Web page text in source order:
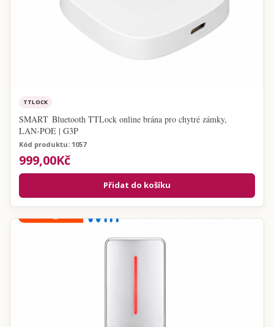
TTLOCK
SMART Bluetooth TTLock online brána pro chytré zámky,
LAN‑POE | G3P
Kód produktu: 1057
999,00Kč
Přidat do košíku